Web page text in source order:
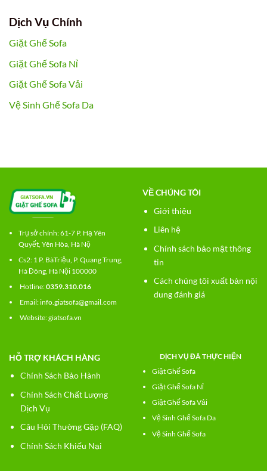
Dịch Vụ Chính
Giặt Ghế Sofa
Giặt Ghế Sofa Nỉ
Giặt Ghế Sofa Vải
Vệ Sinh Ghế Sofa Da
Trụ sở chính: 61-7 P. Hạ Yên
Quyết, Yên Hòa, Hà Nộ
Cs2: 1 P. BàTriệu, P. Quang Trung,
Hà Đông, Hà Nội 100000
Hotline:0359.310.016
Email: info.giatsofa@gmail.com
Website:giatsofa.vn
VỀ CHÚNG TÔI
Giới thiệu
Liên hệ
Chính sách bảo mật thông
tin
Cách chúng tôi xuất bản nội
dung đánh giá
HỖ TRỢ KHÁCH HÀNG
Chính Sách Bảo Hành
Chính Sách Chất Lượng
Dịch Vụ
Câu Hỏi Thường Gặp (FAQ)
Chính Sách Khiếu Nại
DỊCH VỤ ĐÃ THỰC HIỆN
Giặt Ghế Sofa
Giặt Ghế Sofa Nỉ
Giặt Ghế Sofa Vải
Vệ Sinh Ghế Sofa Da
Vệ Sinh Ghế Sofa